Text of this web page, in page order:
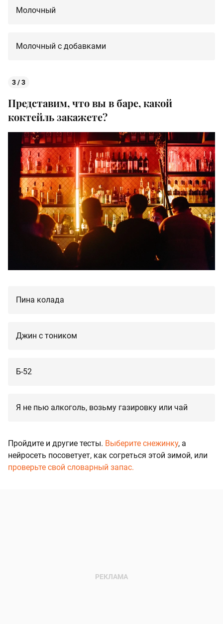
Молочный
Молочный с добавками
3 / 3
Представим, что вы в баре, какой
коктейль закажете?
Пина колада
Джин с тоником
Б-52
Я не пью алкоголь, возьму газировку или чай
Пройдите и другие тесты. Выберите снежинку, а
нейросеть посоветует, как согреться этой зимой, или
проверьте свой словарный запас.